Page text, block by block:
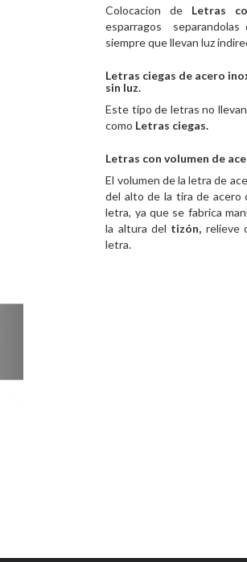
Colocacion de Letras
esparragos
siempre que llevan luz
Letras ciegas de acero
sin luz.
Este tipo de letras no
como Letras ciegas.
Letras con volumen de
El volumen de la letra de
del alto de la tira de acero
letra, ya que se fabrica
la altura del tizón, relieve
letra.